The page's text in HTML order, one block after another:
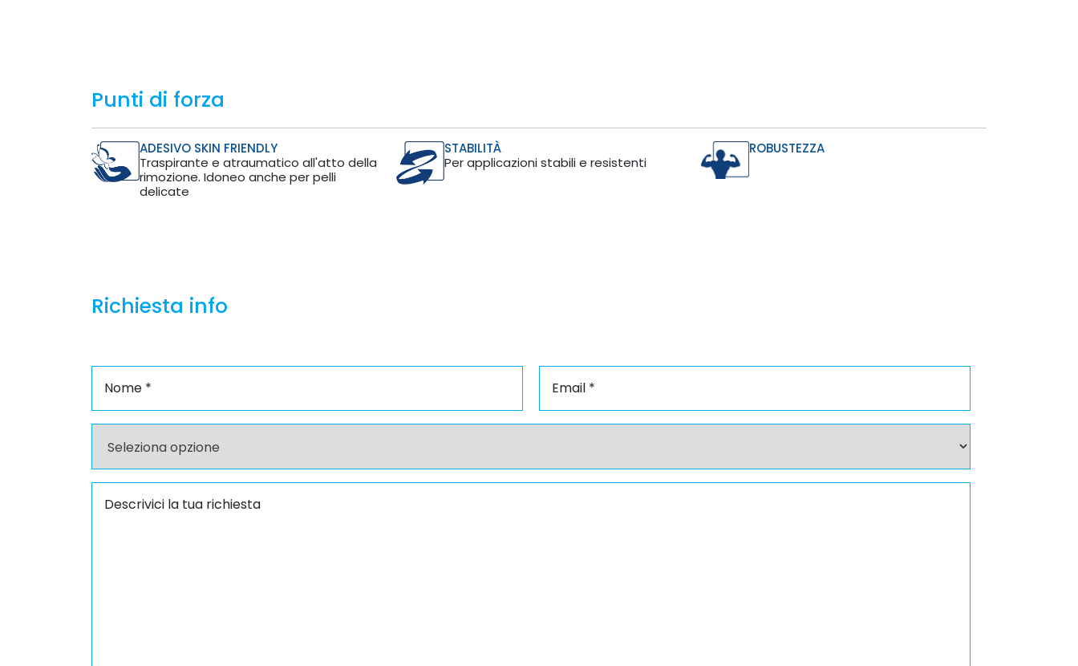
Punti di forza
ADESIVO SKIN FRIENDLY
Traspirante e atraumatico all'atto della
rimozione. Idoneo anche per pelli
delicate
STABILITÀ
Per applicazioni stabili e resistenti
ROBUSTEZZA
Richiesta info